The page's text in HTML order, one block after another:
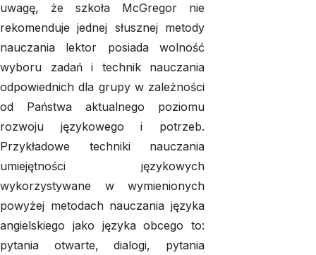
uwagę, że szkoła McGregor nie
rekomenduje jednej słusznej metody
nauczania lektor posiada wolność
wyboru zadań i technik nauczania
odpowiednich dla grupy w zależności
od Państwa aktualnego poziomu
rozwoju językowego i potrzeb.
Przykładowe techniki nauczania
umiejętności językowych
wykorzystywane w wymienionych
powyżej metodach nauczania języka
angielskiego jako języka obcego to:
pytania otwarte, dialogi, pytania